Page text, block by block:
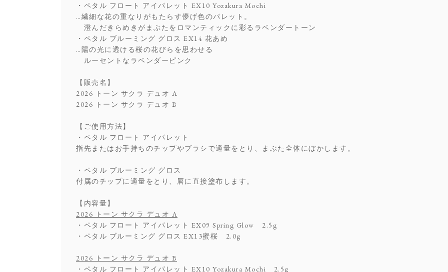
・ペタル フロート アイパレット EX10 Yozakura Mochi
…繊細な花の重なりがもたらす儚げ色のパレット。
澄んだきらめきがまぶたをロマンティックに彩るラベンダートーン
・ペタル ブルーミング グロス EX14 花あめ
…陽の光に透ける桜の花びらを思わせる
ルーセントなラベンダーピンク
【販売名】
2026 トーン サクラ デュオ A
2026 トーン サクラ デュオ B
【ご使用方法】
・ペタル フロート アイパレット
指先またはお手持ちのチップやブラシで適量をとり、まぶた全体にぼかします。
・ペタル ブルーミング グロス
付属のチップに適量をとり、唇に直接塗布します。
【内容量】
2026 トーン サクラ デュオ A
・ペタル フロート アイパレット EX09 Spring Glow 2.5g
・ペタル ブルーミング グロス EX13蜜桜 2.0g
2026 トーン サクラ デュオ B
・ペタル フロート アイパレット EX10 Yozakura Mochi 2.5g